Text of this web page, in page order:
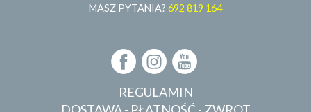
MASZ PYTANIA? 692 819 164
REGULAMIN
DOSTAWA - PŁATNOŚĆ - ZWROT